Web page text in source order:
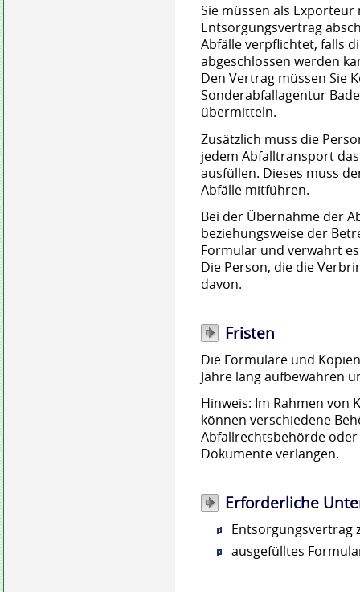
Sie müssen als
Entsorgungsvertrag
Abfälle verpflichtet, falls
abgeschlossen werden
Den Vertrag müssen Sie
Sonderabfallagentur
übermitteln.
Zusätzlich muss die
jedem Abfalltransport
ausfüllen. Dieses muss
Abfälle mitführen.
Bei der Übernahme der
beziehungsweise der
Formular und verwahrt
Die Person, die die
davon.
Fristen
Die Formulare und
Jahre lang aufbewahren
Hinweis: Im Rahmen
können verschiedene
Abfallrechtsbehörde
Dokumente verlangen.
Erforderliche
Entsorgungsvertrag
ausgefülltes